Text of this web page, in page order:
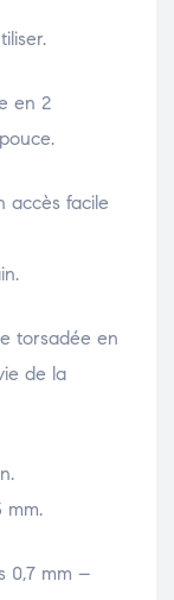
en 2
accès facile
torsadée en
de la
mm.
0,7 mm –